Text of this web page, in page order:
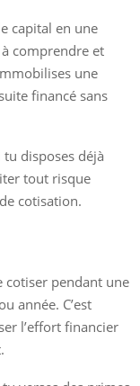
capital en une
comprendre et
une
financé sans
disposes déjà
tout risque
cotisation.
cotiser pendant une
année. C’est
l’effort financier